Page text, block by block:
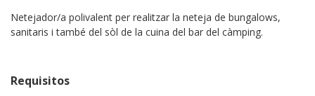
Netejador/a polivalent per realitzar la neteja de bungalows,
sanitaris i també del sòl de la cuina del bar del càmping.
Requisitos